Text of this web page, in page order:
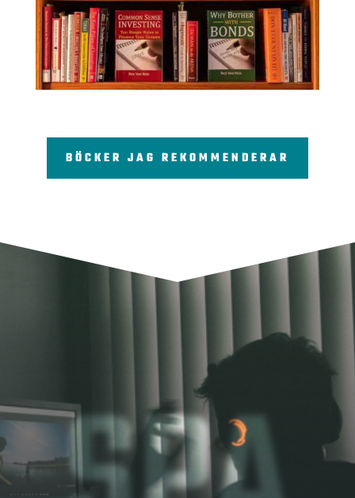
BÖCKER JAG REKOMMENDERAR